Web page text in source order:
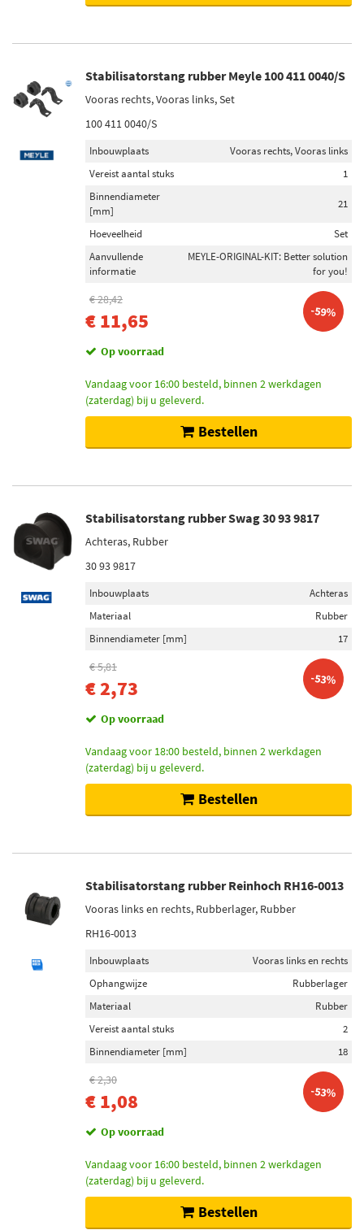
Stabilisatorstang rubber Meyle 100 411 0040/S
Vooras rechts, Vooras links, Set
100 411 0040/S
Inbouwplaats
Vooras rechts, Vooras links
Vereist aantal stuks
1
Binnendiameter
[mm]
21
Hoeveelheid
Set
Aanvullende
informatie
MEYLE-ORIGINAL-KIT: Better solution
for you!
€ 28,42
€ 11,65 -59%
Op voorraad
Vandaag voor 16:00 besteld, binnen 2 werkdagen
(zaterdag) bij u geleverd.
Bestellen
Stabilisatorstang rubber Swag 30 93 9817
Achteras, Rubber
30 93 9817
Inbouwplaats
Achteras
Materiaal
Rubber
Binnendiameter [mm]
17
€ 5,81
€ 2,73 -53%
Op voorraad
Vandaag voor 18:00 besteld, binnen 2 werkdagen
(zaterdag) bij u geleverd.
Bestellen
Stabilisatorstang rubber Reinhoch RH16-0013
Vooras links en rechts, Rubberlager, Rubber
RH16-0013
Inbouwplaats
Vooras links en rechts
Ophangwijze
Rubberlager
Materiaal
Rubber
Vereist aantal stuks
2
Binnendiameter [mm]
18
€ 2,30
€ 1,08 -53%
Op voorraad
Vandaag voor 16:00 besteld, binnen 2 werkdagen
(zaterdag) bij u geleverd.
Bestellen